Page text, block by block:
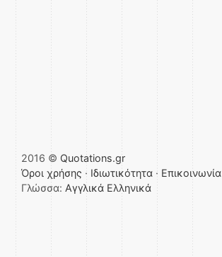
2016 © Quotations.gr
Όροι χρήσης · Ιδιωτικότητα · Επικοινωνία
Γλώσσα: Αγγλικά Ελληνικά